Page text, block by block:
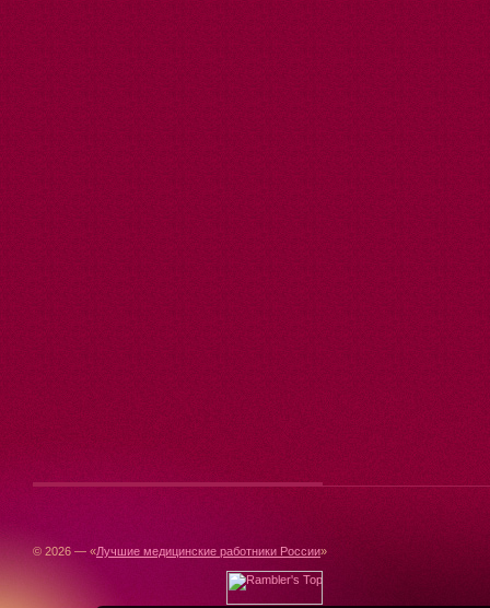
© 2026 — «Лучшие медицинские работники России»